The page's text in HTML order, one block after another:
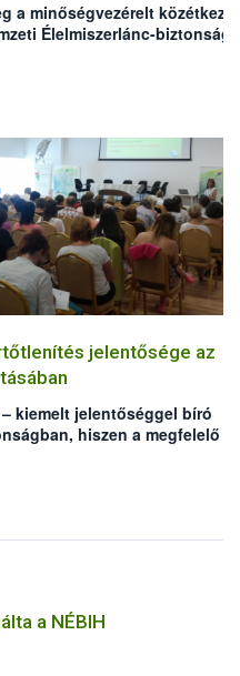
a minőségvezérelt
Élelmiszerlánc-biztonsági
A meglepetésszerű helyszíni
a ért el jeles eredményt,
A gyengébb
nyújt szakmai segítséget.
jelentősége az
kiemelt jelentőséggel bíró
hiszen a megfelelő
élelmiszerek biztonságát és
hatékonyságú, vagy
súlyos élelmiszerbiztonsági
Hivatallal (OTH)
a hatékony hibafeltárásról és
lehetőségekről is
a NÉBIH